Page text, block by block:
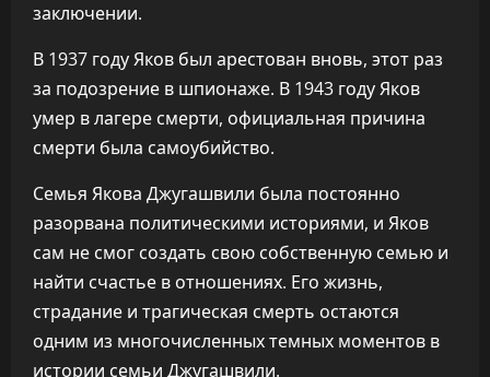
заключении.
В 1937 году Яков был арестован вновь, этот раз
за подозрение в шпионаже. В 1943 году Яков
умер в лагере смерти, официальная причина
смерти была самоубийство.
Семья Якова Джугашвили была постоянно
разорвана политическими историями, и Яков
сам не смог создать свою собственную семью и
найти счастье в отношениях. Его жизнь,
страдание и трагическая смерть остаются
одним из многочисленных темных моментов в
истории семьи Джугашвили.